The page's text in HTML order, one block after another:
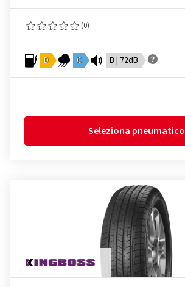
(0)
D C B | 72dB
Seleziona pneumatico